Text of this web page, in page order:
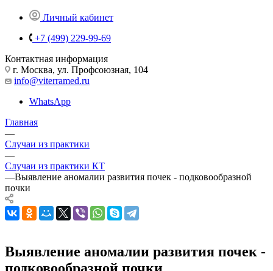
Личный кабинет
+7 (499) 229-99-69
Контактная информация
г. Москва, ул. Профсоюзная, 104
info@viterramed.ru
WhatsApp
Главная
—
Случаи из практики
—
Случаи из практики КТ
—Выявление аномалии развития почек - подковообразной
почки
Выявление аномалии развития почек -